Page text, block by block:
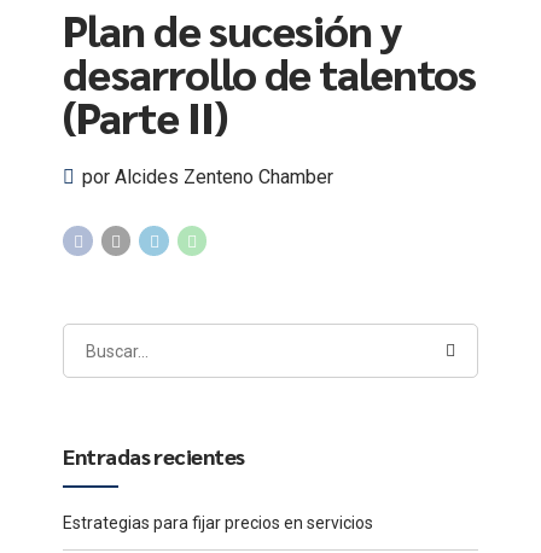
Plan de sucesión y
desarrollo de talentos
(Parte II)
por Alcides Zenteno Chamber
Entradas recientes
Estrategias para fijar precios en servicios